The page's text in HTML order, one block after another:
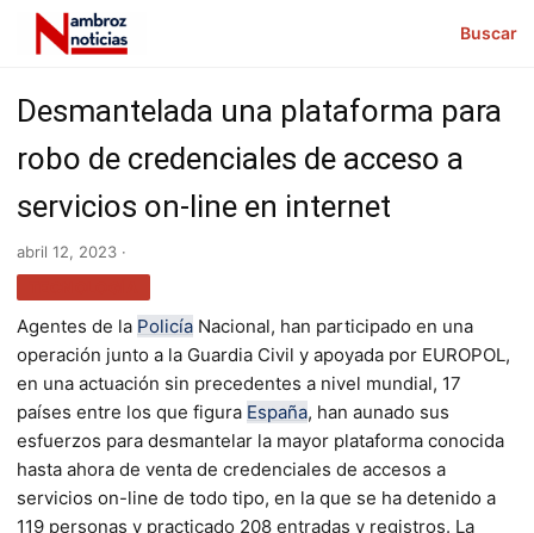
Buscar
Desmantelada una plataforma para
robo de credenciales de acceso a
servicios on-line en internet
abril 12, 2023 ·
Agentes de la Policía Nacional, han participado en una
operación junto a la Guardia Civil y apoyada por EUROPOL,
en una actuación sin precedentes a nivel mundial, 17
países entre los que figura España, han aunado sus
esfuerzos para desmantelar la mayor plataforma conocida
hasta ahora de venta de credenciales de accesos a
servicios on-line de todo tipo, en la que se ha detenido a
119 personas y practicado 208 entradas y registros. La